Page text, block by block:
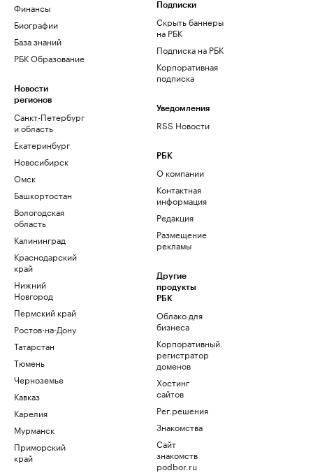
Финансы
Биографии
База знаний
РБК Образование
Новости
регионов
Санкт-Петербург
и область
Екатеринбург
Новосибирск
Омск
Башкортостан
Вологодская
область
Калининград
Краснодарский
край
Нижний
Новгород
Пермский край
Ростов-на-Дону
Татарстан
Тюмень
Черноземье
Кавказ
Карелия
Мурманск
Приморский
край
Подписки
Скрыть баннеры
на РБК
Подписка на РБК
Корпоративная
подписка
Уведомления
RSS Новости
РБК
О компании
Контактная
информация
Редакция
Размещение
рекламы
Другие
продукты
РБК
Облако для
бизнеса
Корпоративный
регистратор
доменов
Хостинг
сайтов
Рег.решения
Знакомства
Сайт
знакомств
podbor.ru